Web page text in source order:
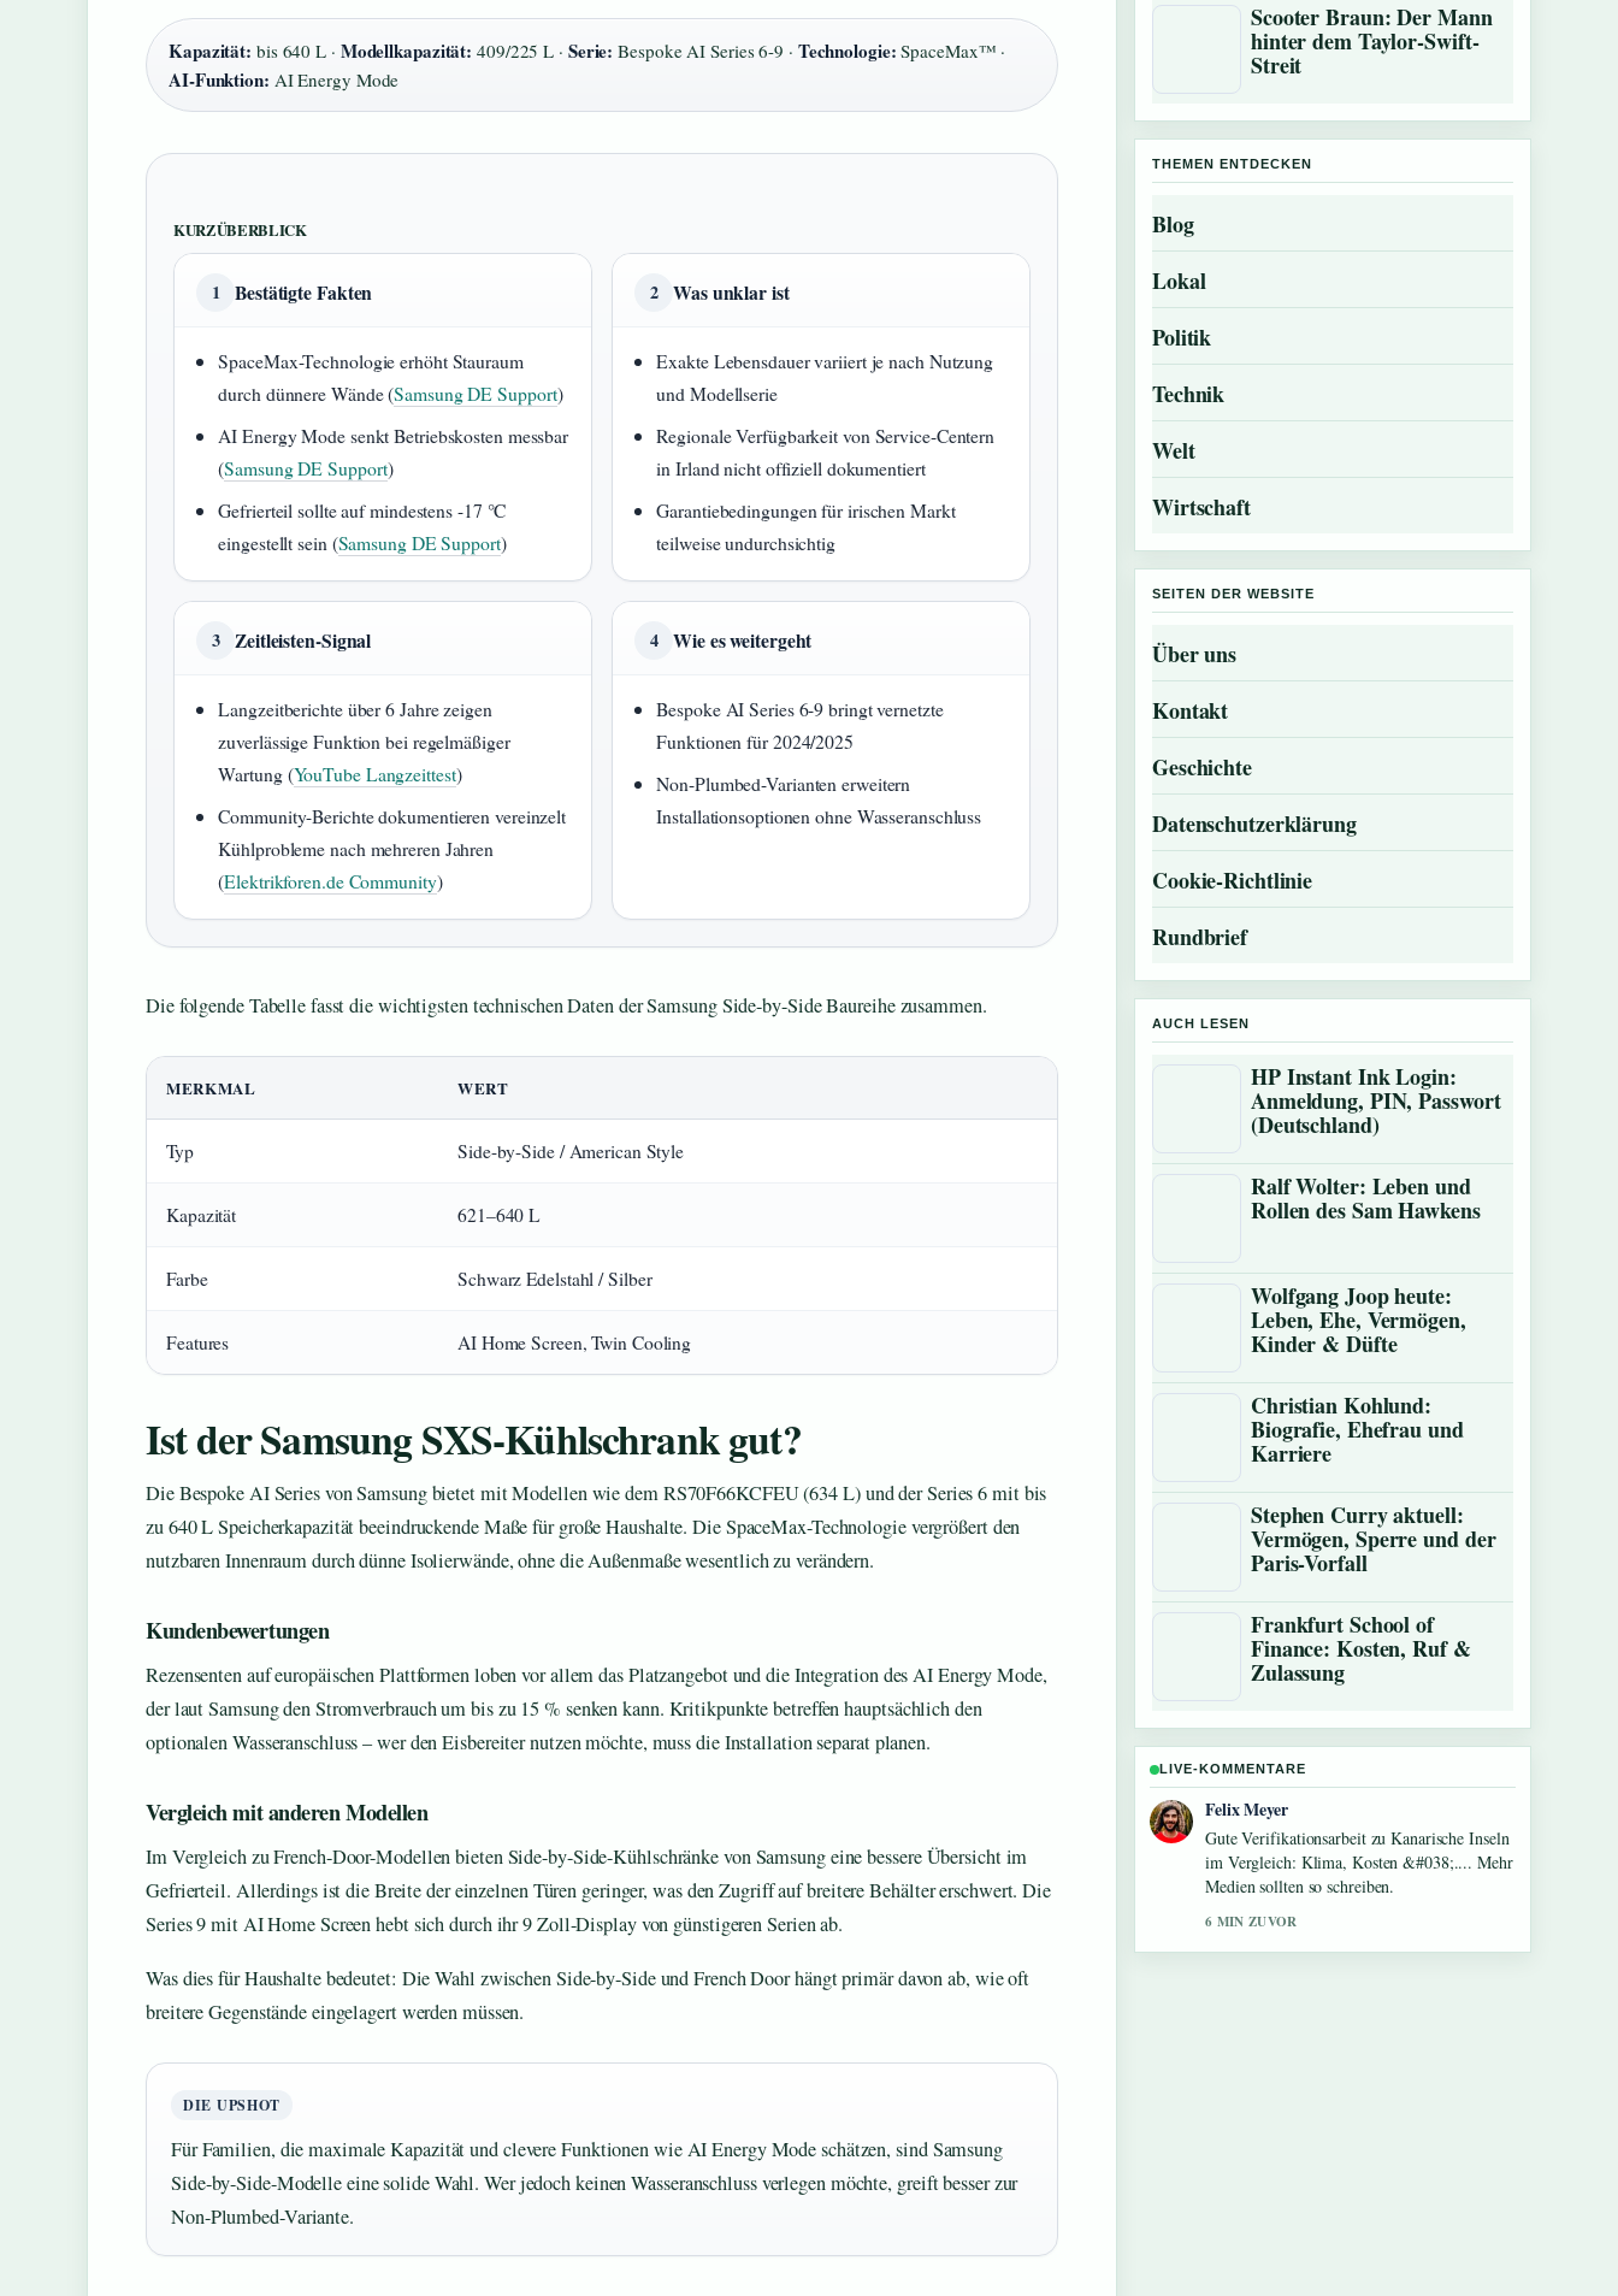
Kapazität: bis 640 L · Modellkapazität: 409/225 L · Serie: Bespoke AI Series 6-9 · Technologie: SpaceMax™ ·
AI-Funktion: AI Energy Mode
KURZÜBERBLICK
1 Bestätigte Fakten
SpaceMax-Technologie erhöht Stauraum
durch dünnere Wände (Samsung DE Support)
AI Energy Mode senkt Betriebskosten messbar
(Samsung DE Support)
Gefrierteil sollte auf mindestens -17 °C
eingestellt sein (Samsung DE Support)
2 Was unklar ist
Exakte Lebensdauer variiert je nach Nutzung
und Modellserie
Regionale Verfügbarkeit von Service-Centern
in Irland nicht offiziell dokumentiert
Garantiebedingungen für irischen Markt
teilweise undurchsichtig
3 Zeitleisten-Signal
Langzeitberichte über 6 Jahre zeigen
zuverlässige Funktion bei regelmäßiger
Wartung (YouTube Langzeittest)
Community-Berichte dokumentieren vereinzelt
Kühlprobleme nach mehreren Jahren
(Elektrikforen.de Community)
4 Wie es weitergeht
Bespoke AI Series 6-9 bringt vernetzte
Funktionen für 2024/2025
Non-Plumbed-Varianten erweitern
Installationsoptionen ohne Wasseranschluss
Die folgende Tabelle fasst die wichtigsten technischen Daten der Samsung Side-by-Side Baureihe zusammen.
MERKMAL WERT
Typ Side-by-Side / American Style
Kapazität 621–640 L
Farbe Schwarz Edelstahl / Silber
Features AI Home Screen, Twin Cooling
Ist der Samsung SXS-Kühlschrank gut?
Die Bespoke AI Series von Samsung bietet mit Modellen wie dem RS70F66KCFEU (634 L) und der Series 6 mit bis
zu 640 L Speicherkapazität beeindruckende Maße für große Haushalte. Die SpaceMax-Technologie vergrößert den
nutzbaren Innenraum durch dünne Isolierwände, ohne die Außenmaße wesentlich zu verändern.
Kundenbewertungen
Rezensenten auf europäischen Plattformen loben vor allem das Platzangebot und die Integration des AI Energy Mode,
der laut Samsung den Stromverbrauch um bis zu 15 % senken kann. Kritikpunkte betreffen hauptsächlich den
optionalen Wasseranschluss – wer den Eisbereiter nutzen möchte, muss die Installation separat planen.
Vergleich mit anderen Modellen
Im Vergleich zu French-Door-Modellen bieten Side-by-Side-Kühlschränke von Samsung eine bessere Übersicht im
Gefrierteil. Allerdings ist die Breite der einzelnen Türen geringer, was den Zugriff auf breitere Behälter erschwert. Die
Series 9 mit AI Home Screen hebt sich durch ihr 9 Zoll-Display von günstigeren Serien ab.
Was dies für Haushalte bedeutet: Die Wahl zwischen Side-by-Side und French Door hängt primär davon ab, wie oft
breitere Gegenstände eingelagert werden müssen.
DIE UPSHOT
Für Familien, die maximale Kapazität und clevere Funktionen wie AI Energy Mode schätzen, sind Samsung
Side-by-Side-Modelle eine solide Wahl. Wer jedoch keinen Wasseranschluss verlegen möchte, greift besser zur
Non-Plumbed-Variante.
Scooter Braun: Der Mann
hinter dem Taylor-Swift-
Streit
THEMEN ENTDECKEN
Blog
Lokal
Politik
Technik
Welt
Wirtschaft
SEITEN DER WEBSITE
Über uns
Kontakt
Geschichte
Datenschutzerklärung
Cookie-Richtlinie
Rundbrief
AUCH LESEN
HP Instant Ink Login:
Anmeldung, PIN, Passwort
(Deutschland)
Ralf Wolter: Leben und
Rollen des Sam Hawkens
Wolfgang Joop heute:
Leben, Ehe, Vermögen,
Kinder & Düfte
Christian Kohlund:
Biografie, Ehefrau und
Karriere
Stephen Curry aktuell:
Vermögen, Sperre und der
Paris-Vorfall
Frankfurt School of
Finance: Kosten, Ruf &
Zulassung
LIVE-KOMMENTARE
Laura Becker
Starke Einordnung zu Cheryl Cole: Leben
nach Liam Paynes Tod.... Das ist die klarste
Zusammenfassung, die ich heute gesehen